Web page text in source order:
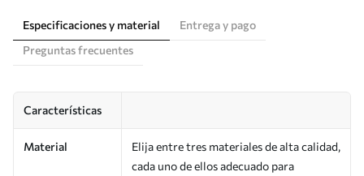
Especificaciones y material
Entrega y pago
Preguntas frecuentes
Características
Material
Elija entre tres materiales de alta calidad,
cada uno de ellos adecuado para